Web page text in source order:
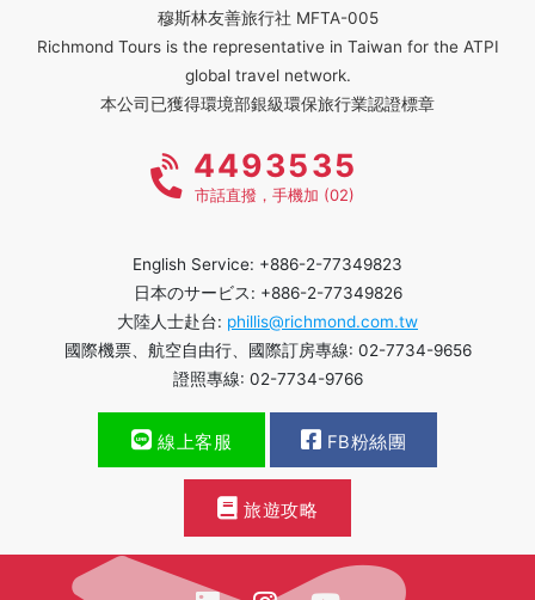
穆斯林友善旅行社 MFTA-005
Richmond Tours is the representative in Taiwan for the ATPI
global travel network.
本公司已獲得環境部銀級環保旅行業認證標章
4493535
市話直撥，手機加 (02)
English Service: +886-2-77349823
日本のサービス: +886-2-77349826
大陸人士赴台: phillis@richmond.com.tw
國際機票、航空自由行、國際訂房專線: 02-7734-9656
證照專線: 02-7734-9766
線上客服 FB粉絲團
旅遊攻略